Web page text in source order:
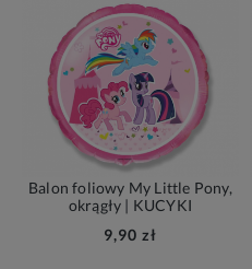
Balon foliowy My Little Pony,
okrągły | KUCYKI
9,90 zł